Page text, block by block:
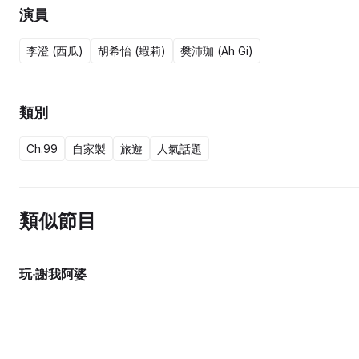
演員
李澄 (西瓜) 胡希怡 (蝦莉) 樊沛珈 (Ah Gi)
類別
Ch.99 自家製 旅遊 人氣話題
類似節目
玩‧謝我阿婆